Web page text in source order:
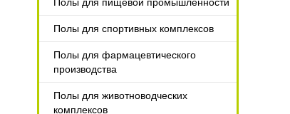
Полы для спортивных комплексов
Полы для фармацевтического
производства
Полы для животноводческих
комплексов